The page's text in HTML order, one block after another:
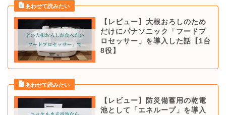
【レビュー】大根おろしのため
だけにパナソニック「フードプ
ロセッサー」を導入した話【1台
8役】
【レビュー】防災備蓄用の乾電
池として「エネループ」を導入